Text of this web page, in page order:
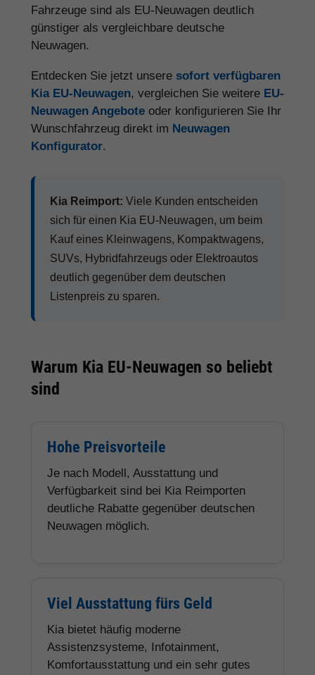
Fahrzeuge sind als EU-Neuwagen deutlich
günstiger als vergleichbare deutsche
Neuwagen.
Entdecken Sie jetzt unsere sofort verfügbaren
Kia EU-Neuwagen, vergleichen Sie weitere EU-
Neuwagen Angebote oder konfigurieren Sie Ihr
Wunschfahrzeug direkt im Neuwagen
Konfigurator.
Kia Reimport: Viele Kunden entscheiden
sich für einen Kia EU-Neuwagen, um beim
Kauf eines Kleinwagens, Kompaktwagens,
SUVs, Hybridfahrzeugs oder Elektroautos
deutlich gegenüber dem deutschen
Listenpreis zu sparen.
Warum Kia EU-Neuwagen so beliebt
sind
Hohe Preisvorteile
Je nach Modell, Ausstattung und
Verfügbarkeit sind bei Kia Reimporten
deutliche Rabatte gegenüber deutschen
Neuwagen möglich.
Viel Ausstattung fürs Geld
Kia bietet häufig moderne
Assistenzsysteme, Infotainment,
Komfortausstattung und ein sehr gutes